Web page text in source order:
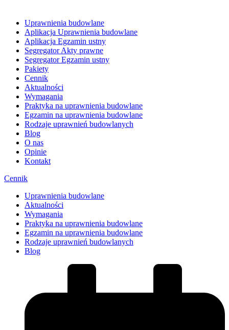
Uprawnienia budowlane
Aplikacja Uprawnienia budowlane
Aplikacja Egzamin ustny
Segregator Akty prawne
Segregator Egzamin ustny
Pakiety
Cennik
Aktualności
Wymagania
Praktyka na uprawnienia budowlane
Egzamin na uprawnienia budowlane
Rodzaje uprawnień budowlanych
Blog
O nas
Opinie
Kontakt
Cennik
Uprawnienia budowlane
Aktualności
Wymagania
Praktyka na uprawnienia budowlane
Egzamin na uprawnienia budowlane
Rodzaje uprawnień budowlanych
Blog